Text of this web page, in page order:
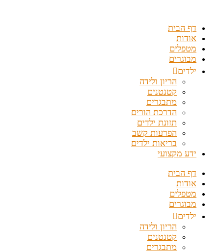
דף הבית
אודות
מטפלים
מבוגרים
ילדים
הריון ולידה
קטנטנים
מתבגרים
הדרכת הורים
תזונת ילדים
הפרעות קשב
בריאות ילדים
ידע מקצועי
דף הבית
אודות
מטפלים
מבוגרים
ילדים
הריון ולידה
קטנטנים
מתבגרים